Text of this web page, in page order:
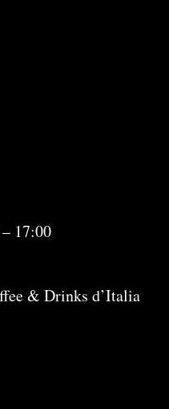
17:00
& Drinks d’Italia